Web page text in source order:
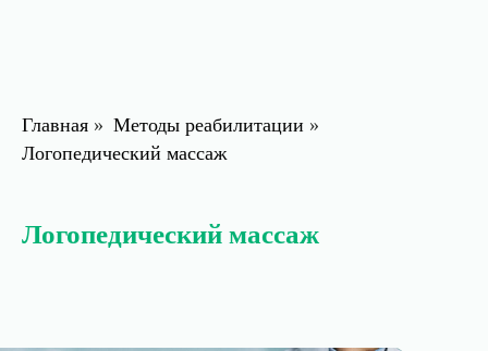
Главная » Методы реабилитации »
Логопедический массаж
Логопедический массаж